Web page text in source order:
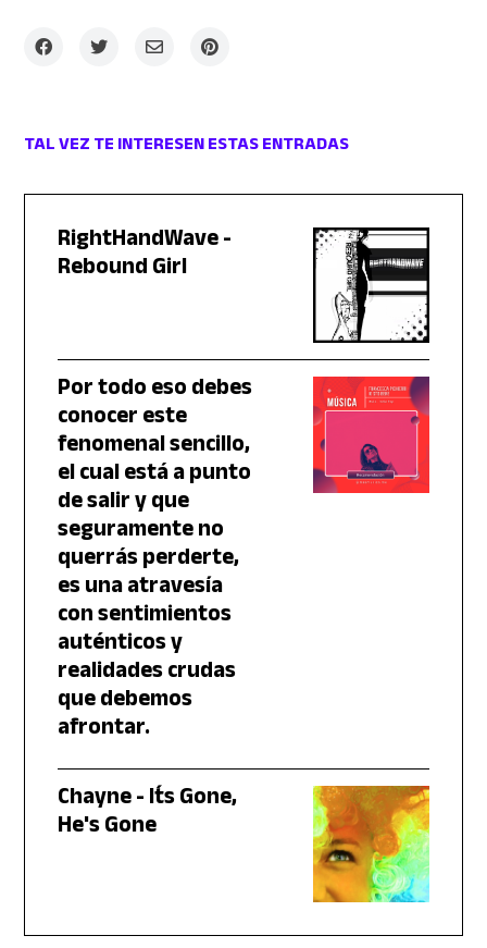
TAL VEZ TE INTERESEN ESTAS ENTRADAS
RightHandWave -
Rebound Girl
Por todo eso debes
conocer este
fenomenal sencillo,
el cual está a punto
de salir y que
seguramente no
querrás perderte,
es una atravesía
con sentimientos
auténticos y
realidades crudas
que debemos
afrontar.
Chayne - It´s Gone,
He's Gone